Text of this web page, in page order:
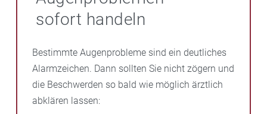
Pflanzenstoffe Lutein und Zeaxanthin
der Makula natürlicherweise in großer Menge
Apotheke erhalten Sie dafür fertige Vitamin- und
Mineralstoffkombinationen. Im späteren Stadium
können Medikamente in den Glaskörper des Auges
injiziert werden. Sie hemmen das Wachstum
Erkrankung weiter fortschreitet.
sofort handeln
Bestimmte Augenprobleme sind ein deutliches
Alarmzeichen. Dann sollten Sie nicht zögern und
die Beschwerden so bald wie möglich ärztlich
abklären lassen: